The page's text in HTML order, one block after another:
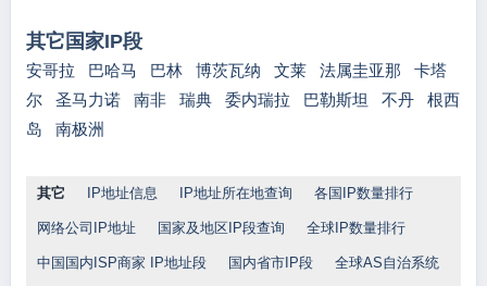
其它国家IP段
安哥拉 巴哈马 巴林 博茨瓦纳 文莱 法属圭亚那
卡塔
尔
圣马力诺 南非 瑞典 委内瑞拉 巴勒斯坦 不丹
根西
岛
南极洲
其它 IP地址信息 IP地址所在地查询 各国IP数量排行
网络公司IP地址 国家及地区IP段查询 全球IP数量排行
中国国内ISP商家 IP地址段 国内省市IP段 全球AS自治系统